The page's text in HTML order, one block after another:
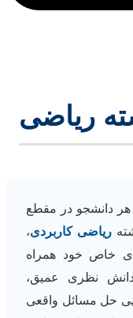
ریاضی
هر دانشجو در مقطع
ریاضی کاربردی،
خاص خود همراه
دانش نظری عمیق،
حل مسائل واقعی